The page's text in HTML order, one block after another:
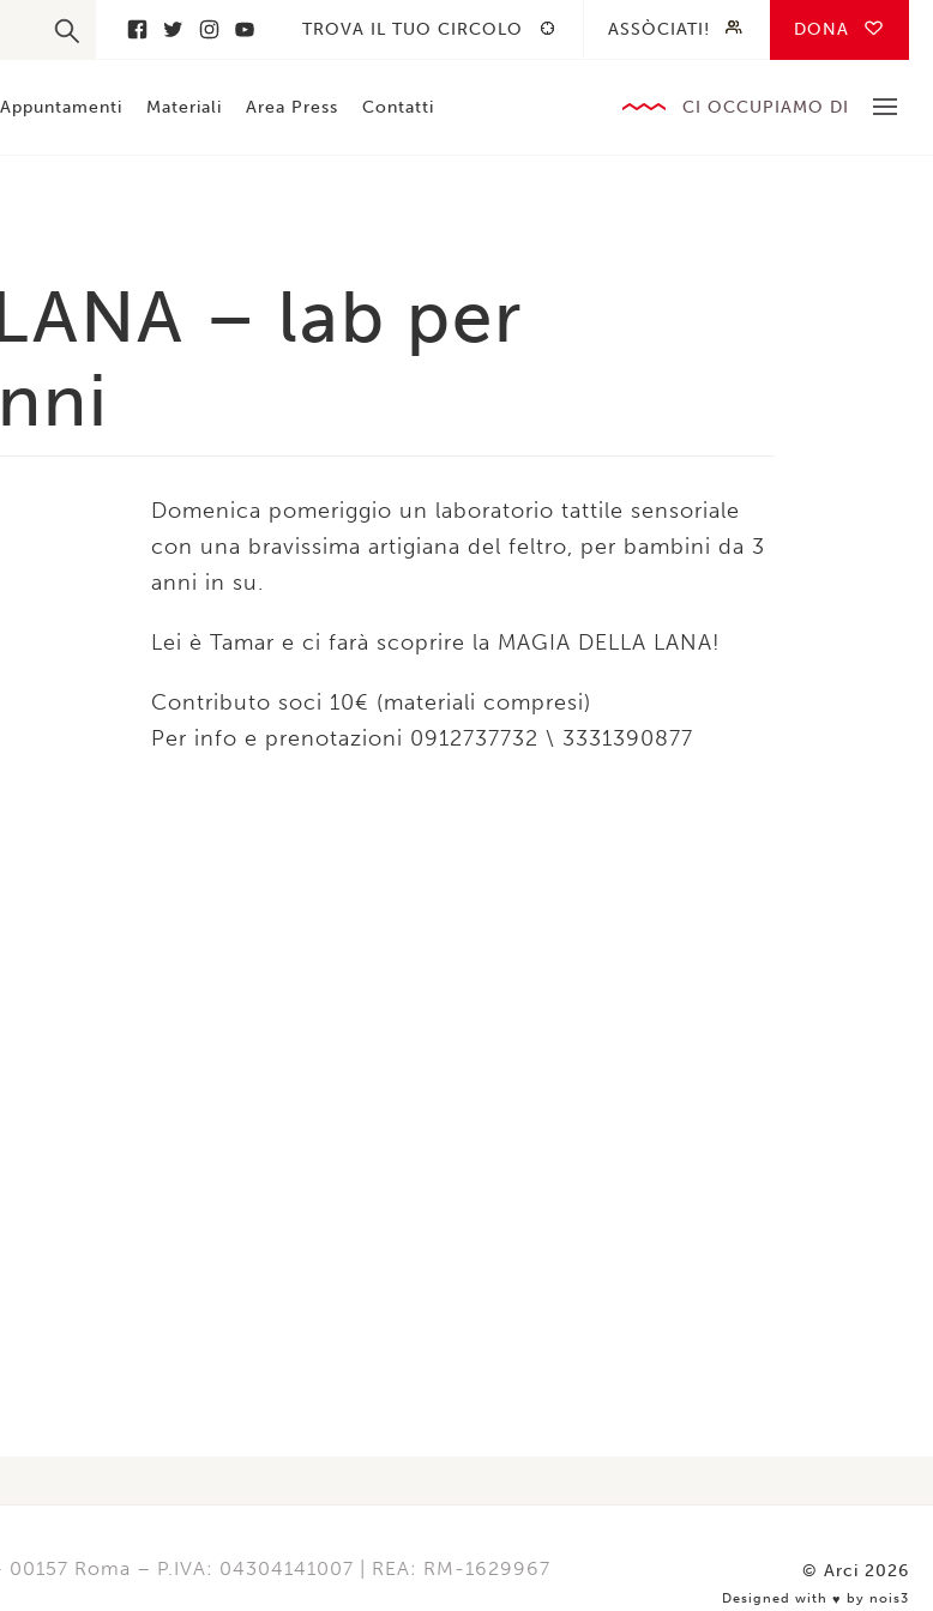
TROVA IL TUO CIRCOLO ASSÒCIATI! DONA
Appuntamenti Materiali Area Press Contatti CI OCCUPIAMO DI
– lab per
Domenica pomeriggio un laboratorio tattile sensoriale
con una bravissima artigiana del feltro, per bambini da 3
anni in su.
Lei è Tamar e ci farà scoprire la MAGIA DELLA LANA!
Contributo soci 10€ (materiali compresi)
Per info e prenotazioni 0912737732 \ 3331390877
Roma – P.IVA: 04304141007 | REA: RM-1629967 © Arci 2026
Designed with ♥️ by nois3